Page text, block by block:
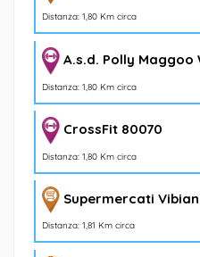
Distanza: 1,80 Km circa
A.s.d. Polly Maggoo
Distanza: 1,80 Km circa
CrossFit 80070
Distanza: 1,80 Km circa
Supermercati Vibian
Distanza: 1,81 Km circa